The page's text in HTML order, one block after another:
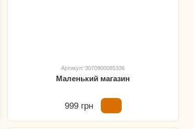
Артикул: 3070900085336
Маленький магазин
999 грн